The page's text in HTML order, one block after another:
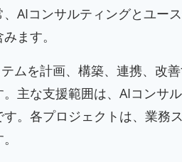
AIコンサルティングとユー
ます。
ムを計画、構築、連携、改
な支援範囲は、AIコンサ
。各プロジェクトは、業務